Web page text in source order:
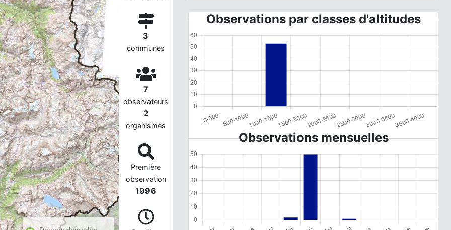
3
communes
7
observateurs
2
organismes
Première
observation
1996
Observations par classes d'altitudes
Observations mensuelles